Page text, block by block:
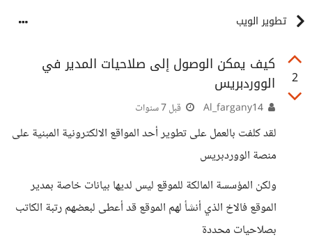
تطوير الويب
2
كيف يمكن الوصول إلى صلاحيات المدير في
الووردبريس
قبل 7 سنوات
لقد كلفت بالعمل على تطوير أحد المواقع الالكترونية المبنية على
منصة الووردبريس
ولكن المؤسسة المالكة للموقع ليس لديها بيانات خاصة بمدير
الموقع فالاخ الذي أنشأ لهم الموقع قد أعطى لبعضهم رتبة الكاتب
بصلاحيات محددة